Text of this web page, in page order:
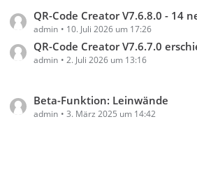
L
e
t
z
B
QR-Code Creator V7.6.8.0 - 14 neue
admin 10. Juli 2026 um 17:26
QR-Code Creator V7.6.7.0
admin 2. Juli 2026 um 13:16
L
e
Beta-Funktion: Leinwände
admin 3. März 2025 um 14:42